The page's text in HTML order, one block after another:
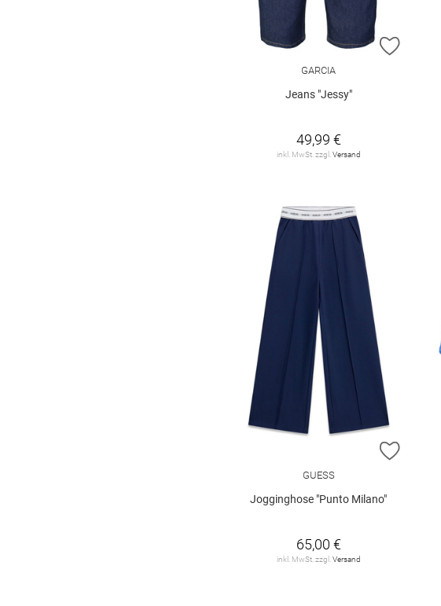
ZUR
GARCIA
Jeans "Jessy"
49,99 €
inkl. MwSt. zzgl. Versand
ZUR
GUESS
Jogginghose "Punto Milano"
65,00 €
inkl. MwSt. zzgl. Versand